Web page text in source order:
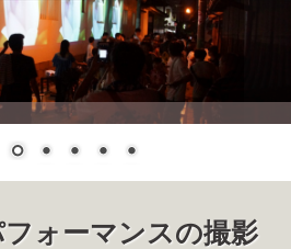
ォーマンスの撮影